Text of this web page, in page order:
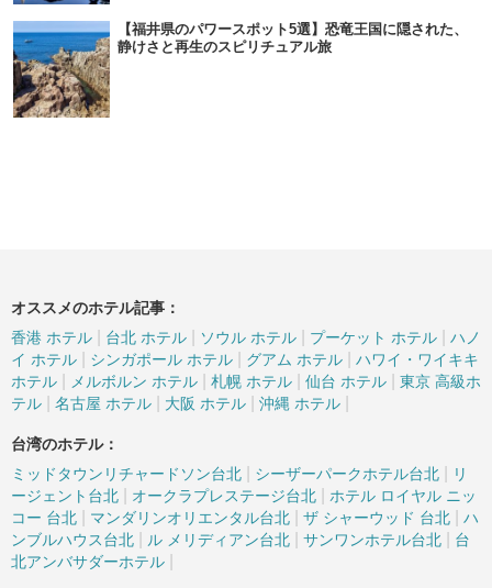
【福井県のパワースポット5選】恐竜王国に隠された、
静けさと再生のスピリチュアル旅
オススメのホテル記事：
香港 ホテル
台北 ホテル ソウル ホテル プーケット ホテル
ハノ
イ ホテル
シンガポール ホテル グアム ホテル
ハワイ・ワイキキ
ホテル
メルボルン ホテル 札幌 ホテル 仙台 ホテル
東京 高級ホ
テル
名古屋 ホテル 大阪 ホテル 沖縄 ホテル
台湾のホテル：
ミッドタウンリチャードソン台北
シーザーパークホテル台北
リ
ージェント台北
オークラプレステージ台北
ホテル ロイヤル ニッ
コー 台北
マンダリンオリエンタル台北 ザ シャーウッド 台北
ハ
ンブルハウス台北
ル メリディアン台北 サンワンホテル台北
台
北アンバサダーホテル